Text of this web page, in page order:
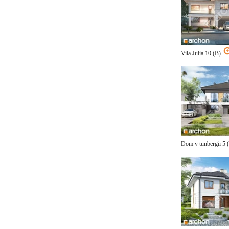
Vila Julia 10 (B)
Dom v tunbergii 5